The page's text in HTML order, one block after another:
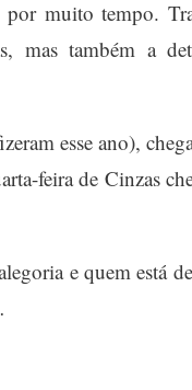
por muito tempo.
mas também a
esse ano),
feira de Cinzas
e quem está